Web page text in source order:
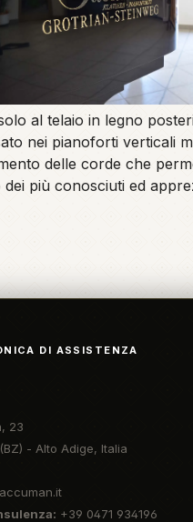
al telaio in legno
nei pianoforti verticali
delle corde che
più conosciuti ed
DI ASSISTENZA
23
- Alto Adige, Italia
+39 0471 934196